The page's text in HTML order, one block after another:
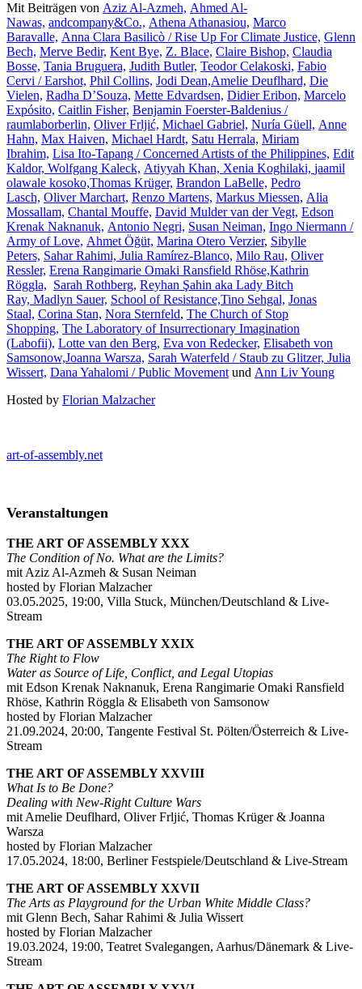
Mit Beiträgen von Aziz Al-Azmeh, Ahmed Al-
Nawas, andcompany&Co., Athena Athanasiou, Marco
Baravalle, Anna Clara Basilicò / Rise Up For Climate Justice, Glenn
Bech, Merve Bedir, Kent Bye, Z. Blace, Claire Bishop, Claudia
Bosse, Tania Bruguera, Judith Butler, Teodor Celakoski, Fabio
Cervi / Earshot, Phil Collins, Jodi Dean,Amelie Deuflhard, Die
Vielen, Radha D’Souza, Mette Edvardsen, Didier Eribon, Marcelo
Expósito, Caitlin Fisher, Benjamin Foerster-Baldenius /
raumlaborberlin, Oliver Frljić, Michael Gabriel, Nuría Güell, Anne
Hahn, Max Haiven, Michael Hardt, Satu Herrala, Miriam
Ibrahim, Lisa Ito-Tapang / Concerned Artists of the Philippines, Edit
Kaldor, Wolfgang Kaleck, Atiyyah Khan, Xenia Koghilaki, jaamil
olawale kosoko,Thomas Krüger, Brandon LaBelle, Pedro
Lasch, Oliver Marchart, Renzo Martens, Markus Miessen, Alia
Mossallam, Chantal Mouffe, David Mulder van der Vegt, Edson
Krenak Naknanuk, Antonio Negri, Susan Neiman, Ingo Niermann /
Army of Love, Ahmet Öğüt, Marina Otero Verzier, Sibylle
Peters, Sahar Rahimi, Julia Ramírez-Blanco, Milo Rau, Oliver
Ressler, Erena Rangimarie Omaki Ransfield Rhöse,Kathrin
Röggla, Sarah Rothberg, Reyhan Şahin aka Lady Bitch
Ray, Madlyn Sauer, School of Resistance,Tino Sehgal, Jonas
Staal, Corina Stan, Nora Sternfeld, The Church of Stop
Shopping, The Laboratory of Insurrectionary Imagination
(Labofii), Lotte van den Berg, Eva von Redecker, Elisabeth von
Samsonow,Joanna Warsza, Sarah Waterfeld / Staub zu Glitzer, Julia
Wissert, Dana Yahalomi / Public Movement und Ann Liv Young
Hosted by Florian Malzacher
art-of-assembly.net
Veranstaltungen
THE ART OF ASSEMBLY XXX
The Condition of No. What are the Limits?
mit Aziz Al-Azmeh & Susan Neiman
hosted by Florian Malzacher
03.05.2025, 19:00, Villa Stuck, München/Deutschland & Live-
Stream
THE ART OF ASSEMBLY XXIX
The Right to Flow
Water as Source of Life, Conflict, and Legal Utopias
mit Edson Krenak Naknanuk, Erena Rangimarie Omaki Ransfield
Rhöse, Kathrin Röggla & Elisabeth von Samsonow
hosted by Florian Malzacher
21.09.2024, 20:00, Tangente Festival St. Pölten/Österreich & Live-
Stream
THE ART OF ASSEMBLY XXVIII
What Is to Be Done?
Dealing with New-Right Culture Wars
mit Amelie Deuflhard, Oliver Frljić, Thomas Krüger & Joanna
Warsza
hosted by Florian Malzacher
17.05.2024, 18:00, Berliner Festspiele/Deutschland & Live-Stream
THE ART OF ASSEMBLY XXVII
The Arts as Playground for the Urban White Middle Class?
mit Glenn Bech, Sahar Rahimi & Julia Wissert
hosted by Florian Malzacher
19.03.2024, 19:00, Teatret Svalegangen, Aarhus/Dänemark & Live-
Stream